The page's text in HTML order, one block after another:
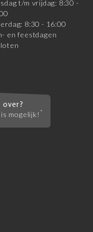
t/m vrijdag: 8:30 -
8:30 - 16:00
en feestdagen
over?
mogelijk! *